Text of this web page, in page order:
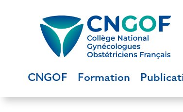
CNGOF Formation